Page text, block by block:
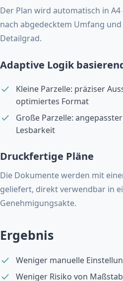
Der Plan wird automatisch in
nach abgedecktem Umfang
Detailgrad.
Adaptive Logik
Kleine Parzelle: präziser
optimiertes Format
Große Parzelle:
Lesbarkeit
Druckfertige Pläne
Die Dokumente werden mit
geliefert, direkt verwendbar in
Genehmigungsakte.
Ergebnis
Weniger manuelle
Weniger Risiko von